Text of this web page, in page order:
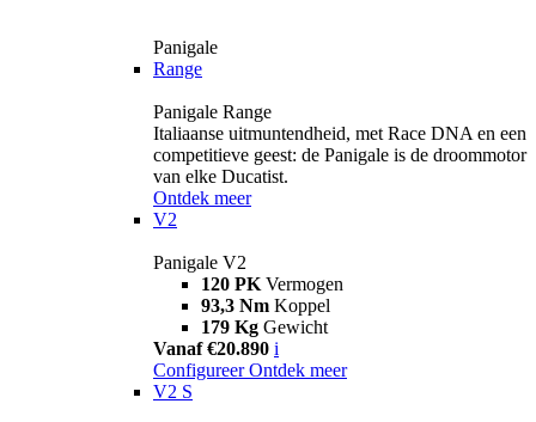
Panigale
Range
Panigale Range
Italiaanse uitmuntendheid, met Race DNA en een
competitieve geest: de Panigale is de droommotor
van elke Ducatist.
Ontdek meer
V2
Panigale V2
120 PK Vermogen
93,3 Nm Koppel
179 Kg Gewicht
Vanaf €20.890 i
Configureer Ontdek meer
V2 S